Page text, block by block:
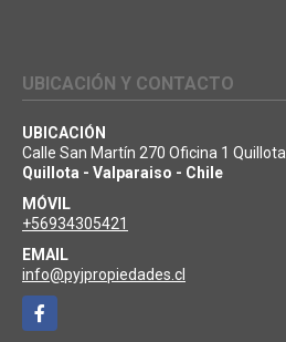
UBICACIÓN Y CONTACTO
UBICACIÓN
Calle San Martín 270 Oficina 1 Quillota
Quillota - Valparaiso - Chile
MÓVIL
+56934305421
EMAIL
info@pyjpropiedades.cl
Facebook